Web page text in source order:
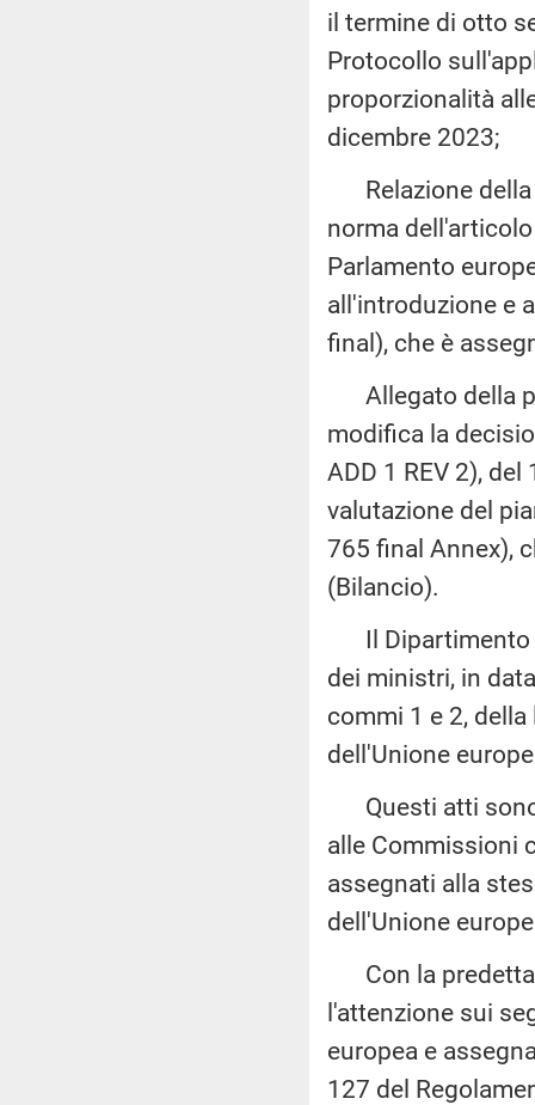
il termine di otto
Protocollo
proporzionalità
dicembre 2023;
Relazione della
norma
Parlamento
all'introduzione e
final), che è
Allegato della
modifica la
ADD 1 REV 2),
valutazione del
765 final Annex),
(Bilancio).
Il Dipartimento
dei ministri, in
commi 1 e 2,
dell'Unione
Questi atti sono
alle Commissioni
assegnati alla
dell'Unione
Con la predetta
l'attenzione sui
europea e
127 del